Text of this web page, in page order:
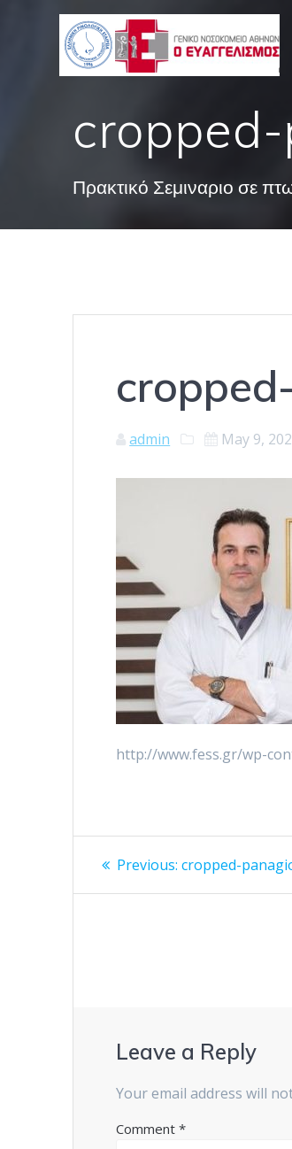
Πρακτικό Σεμιναριο σε
admin May 9,
http://www.fess.gr/wp-
Post
navigation
Previous: Previous
cropped-
Leave a Reply
Your email address will
Comment*